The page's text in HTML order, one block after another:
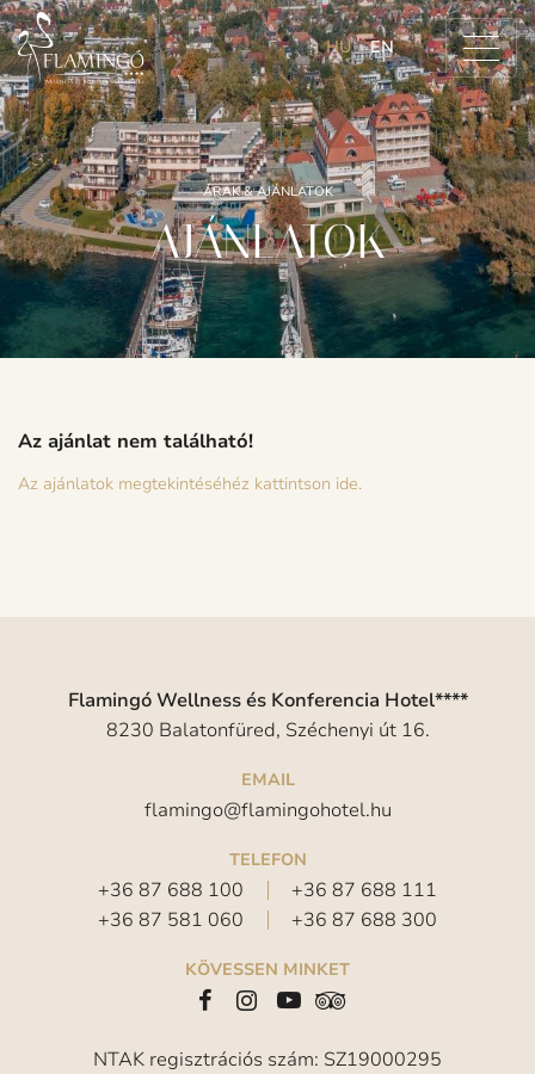
HU EN
ÁRAK & AJÁNLATOK
AJÁNLATOK
Az ajánlat nem található!
Az ajánlatok megtekintéséhéz kattintson ide.
Flamingó Wellness és Konferencia Hotel****
8230 Balatonfüred, Széchenyi út 16.
EMAIL
flamingo@flamingohotel.hu
TELEFON
+36 87 688 100
+36 87 688 111
+36 87 581 060
+36 87 688 300
KÖVESSEN MINKET
NTAK regisztrációs szám: SZ19000295